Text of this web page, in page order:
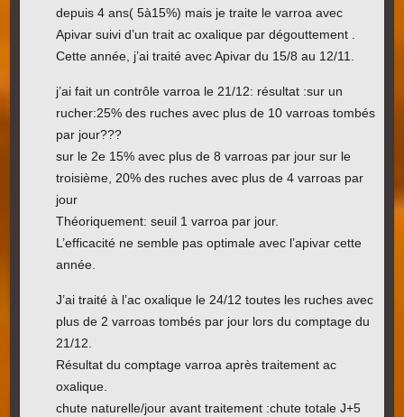
depuis 4 ans( 5à15%) mais je traite le varroa avec
Apivar suivi d’un trait ac oxalique par dégouttement .
Cette année, j’ai traité avec Apivar du 15/8 au 12/11.
j’ai fait un contrôle varroa le 21/12: résultat :sur un
rucher:25% des ruches avec plus de 10 varroas tombés
par jour???
sur le 2e 15% avec plus de 8 varroas par jour sur le
troisième, 20% des ruches avec plus de 4 varroas par
jour
Théoriquement: seuil 1 varroa par jour.
L’efficacité ne semble pas optimale avec l’apivar cette
année.
J’ai traité à l’ac oxalique le 24/12 toutes les ruches avec
plus de 2 varroas tombés par jour lors du comptage du
21/12.
Résultat du comptage varroa après traitement ac
oxalique.
chute naturelle/jour avant traitement :chute totale J+5